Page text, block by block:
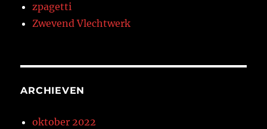
zpagetti
Zwevend Vlechtwerk
ARCHIEVEN
oktober 2022